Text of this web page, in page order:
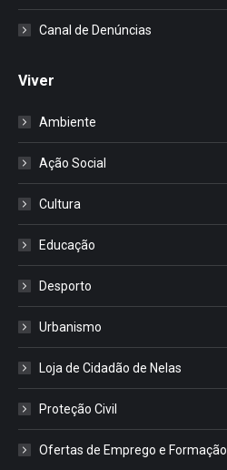
Canal de Denúncias
Viver
Ambiente
Ação Social
Cultura
Educação
Desporto
Urbanismo
Loja de Cidadão de Nelas
Proteção Civil
Ofertas de Emprego e Formação